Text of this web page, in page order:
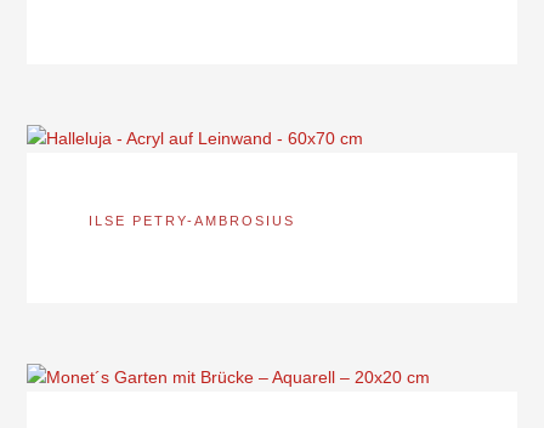
ILSE PETRY-AMBROSIUS